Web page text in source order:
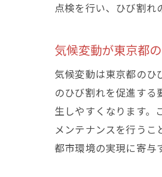
点検を行い、ひび割れ
気候変動が東京都
気候変動は東京都のひ
のひび割れを促進す
生しやすくなります。
メンテナンスを行うこ
都市環境の実現に寄与